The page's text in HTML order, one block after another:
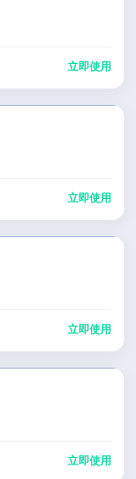
立即使用
立即使用
立即使用
立即使用